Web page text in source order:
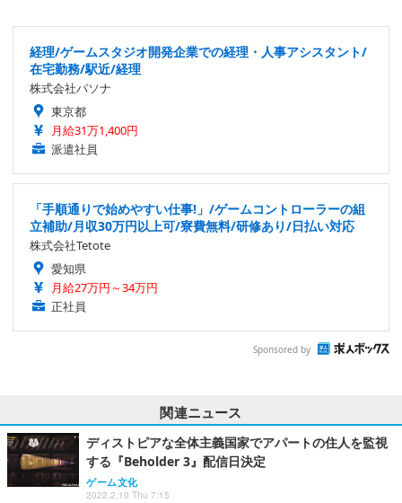
経理/ゲームスタジオ開発企業での経理・人事アシスタント/
在宅勤務/駅近/経理
株式会社パソナ
東京都
月給31万1,400円
派遣社員
「手順通りで始めやすい仕事!」/ゲームコントローラーの組
立補助/月収30万円以上可/寮費無料/研修あり/日払い対応
株式会社Tetote
愛知県
月給27万円～34万円
正社員
Sponsored by
関連ニュース
ディストピアな全体主義国家でアパートの住人を監視
する『Beholder 3』配信日決定
ゲーム文化
2022.2.10 Thu 7:15